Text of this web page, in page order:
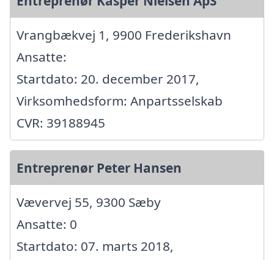
Vrangbækvej 1, 9900 Frederikshavn
Ansatte:
Startdato: 20. december 2017,
Virksomhedsform: Anpartsselskab
CVR: 39188945
Entreprenør Peter Hansen
Vævervej 55, 9300 Sæby
Ansatte: 0
Startdato: 07. marts 2018,